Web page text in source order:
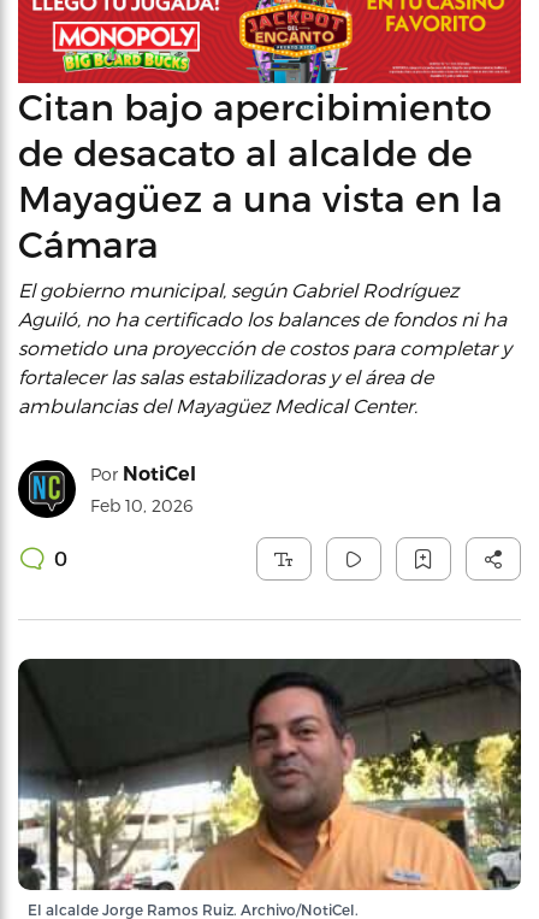
Citan bajo apercibimiento
de desacato al alcalde de
Mayagüez a una vista en la
Cámara
El gobierno municipal, según Gabriel Rodríguez
Aguiló, no ha certificado los balances de fondos ni ha
sometido una proyección de costos para completar y
fortalecer las salas estabilizadoras y el área de
ambulancias del Mayagüez Medical Center.
Por NotiCel
Feb 10, 2026
0
El alcalde Jorge Ramos Ruiz. Archivo/NotiCel.